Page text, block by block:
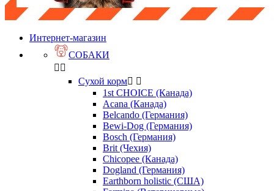
Интернет-магазин
СОБАКИ
 
Сухой корм 
1st CHOICE (Канада)
Acana (Канада)
Belcando (Германия)
Bewi-Dog (Германия)
Bosch (Германия)
Brit (Чехия)
Chicopee (Канада)
Dogland (Германия)
Earthborn holistic (США)